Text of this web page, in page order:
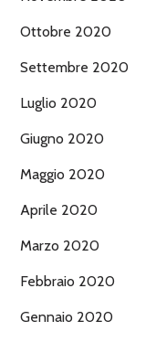
Ottobre 2020
Settembre 2020
Luglio 2020
Giugno 2020
Maggio 2020
Aprile 2020
Marzo 2020
Febbraio 2020
Gennaio 2020